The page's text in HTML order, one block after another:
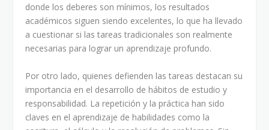
donde los deberes son mínimos, los resultados
académicos siguen siendo excelentes, lo que ha llevado
a cuestionar si las tareas tradicionales son realmente
necesarias para lograr un aprendizaje profundo.
Por otro lado, quienes defienden las tareas destacan su
importancia en el desarrollo de hábitos de estudio y
responsabilidad. La repetición y la práctica han sido
claves en el aprendizaje de habilidades como la